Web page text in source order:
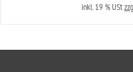
inkl. 19 % USt